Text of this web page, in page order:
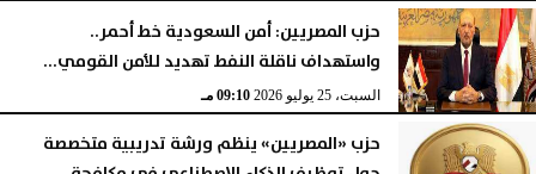
حزب المصريين: أمن السعودية خط أحمر..
واستهداف ناقلة النفط تهديد للأمن القومي...
السبت، 25 يوليو 2026 09:10 مـ
حزب «المصريين» ينظم ورشة تدريبية متخصصة